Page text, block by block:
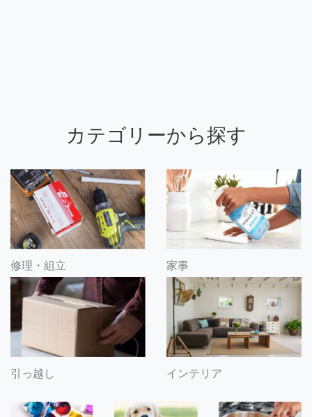
カテゴリーから探す
修理・組立 家事
引っ越し インテリア